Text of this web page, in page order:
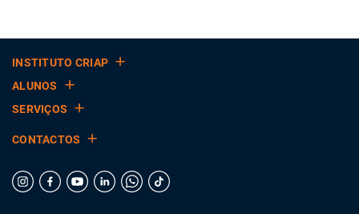
INSTITUTO CRIAP
ALUNOS
SERVIÇOS
CONTACTOS